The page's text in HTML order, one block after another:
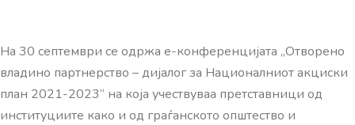
На 30 септември се одржа е-конференцијата „Отворено
владино партнерство – дијалог за Националниот акциски
план 2021-2023“ на која учествуваа претставници од
институциите како и од граѓанското општество и